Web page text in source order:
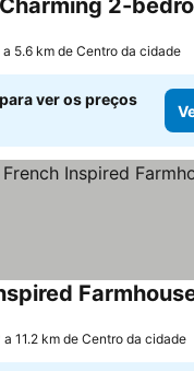
a 5.6 km de Centro da cidade
ver os preços
a 11.2 km de Centro da cidade